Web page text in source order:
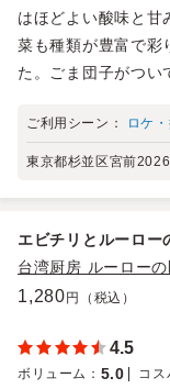
はほどよい酸味と甘
菜も種類が豊富で彩
た。ごま団子がつい
ご利用シーン： ロケ
東京都杉並区宮前
エビチリとルーロー
台湾厨房 ルーローの
1,280円（税込）
4.5
ボリューム ： 5.0 コス